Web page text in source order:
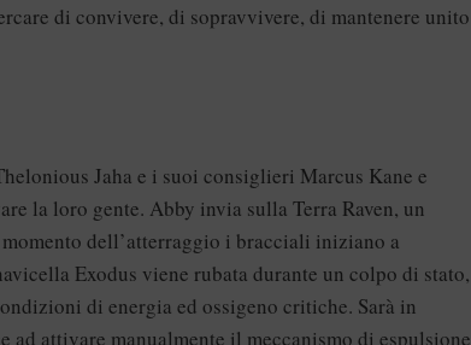
di convivere, di sopravvivere, di mantenere unito
Jaha e i suoi consiglieri Marcus Kane e
la loro gente. Abby invia sulla Terra Raven, un
dell’atterraggio i bracciali iniziano a
Exodus viene rubata durante un colpo di stato,
di energia ed ossigeno critiche. Sarà in
ad attivare manualmente il meccanismo di espulsione